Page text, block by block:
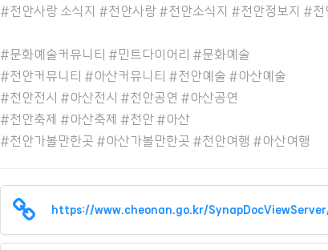
#천안사랑 소식지 #천안사랑 #천안소식지 #천안정보지 #천
#문화예술커뮤니티 #민트다이어리 #문화예술
#천안커뮤니티 #아산커뮤니티 #천안예술 #아산예술
#천안전시 #아산전시 #천안공연 #아산공연
#천안축제 #아산축제 #천안 #아산
#천안가볼만한곳 #아산가볼만한곳 #천안여행 #아산여행